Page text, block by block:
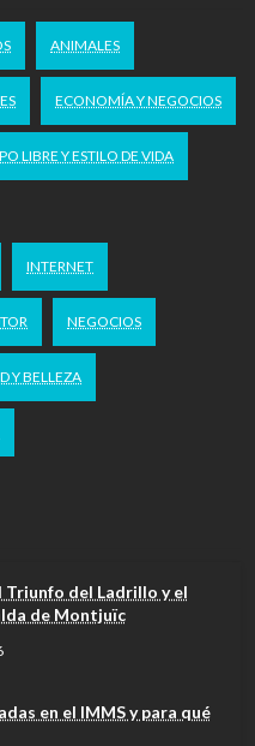
ANIMALES
ECONOMÍA Y NEGOCIOS
LIBRE Y ESTILO DE VIDA
INTERNET
NEGOCIOS
Y BELLEZA
Triunfo del Ladrillo y el
de Montjuïc
en el IMMS y para qué